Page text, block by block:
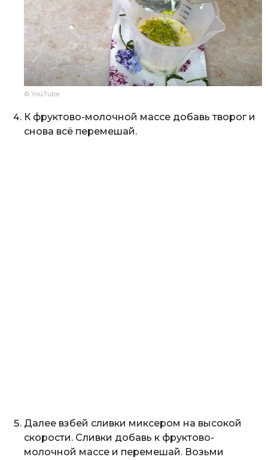
© YouTube
К фруктово-молочной массе добавь творог и
снова всё перемешай.
Далее взбей сливки миксером на высокой
скорости. Сливки добавь к фруктово-
молочной массе и перемешай. Возьми